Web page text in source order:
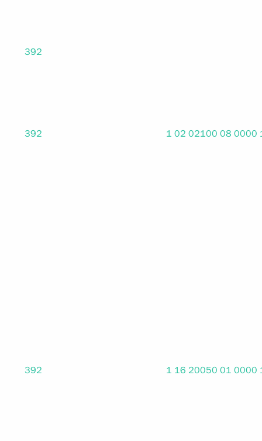
392
392 1 02 02100 08 0000
392 1 16 20050 01 0000